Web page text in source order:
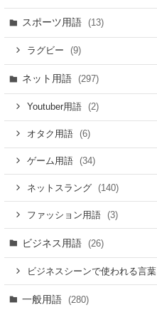
スポーツ用語 (13)
ラグビー (9)
ネット用語 (297)
Youtuber用語 (2)
オタク用語 (6)
ゲーム用語 (34)
ネットスラング (140)
ファッション用語 (3)
ビジネス用語 (26)
ビジネスシーンで使われる言葉
一般用語 (280)